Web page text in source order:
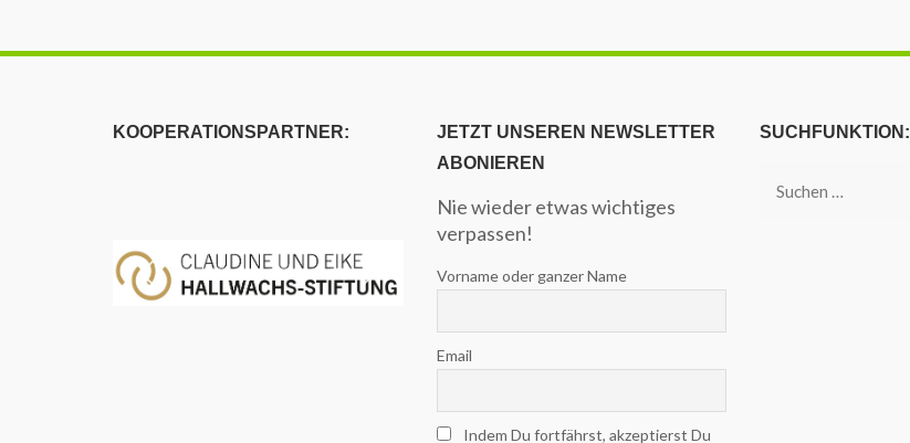
KOOPERATIONSPARTNER:
JETZT UNSEREN NEWSLETTER
ABONIEREN
Nie wieder etwas wichtiges
verpassen!
Vorname oder ganzer Name
Email
Indem Du fortfährst, akzeptierst Du
SUCHFUNKTION:
Suchen